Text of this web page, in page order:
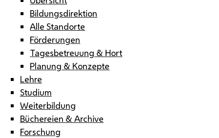
Bildungsdirektion
Alle Standorte
Förderungen
Tagesbetreuung & Hort
Planung & Konzepte
Lehre
Studium
Weiterbildung
Büchereien & Archive
Forschung